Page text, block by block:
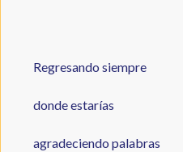
Regresando siempre
donde estarías
agradeciendo palabras